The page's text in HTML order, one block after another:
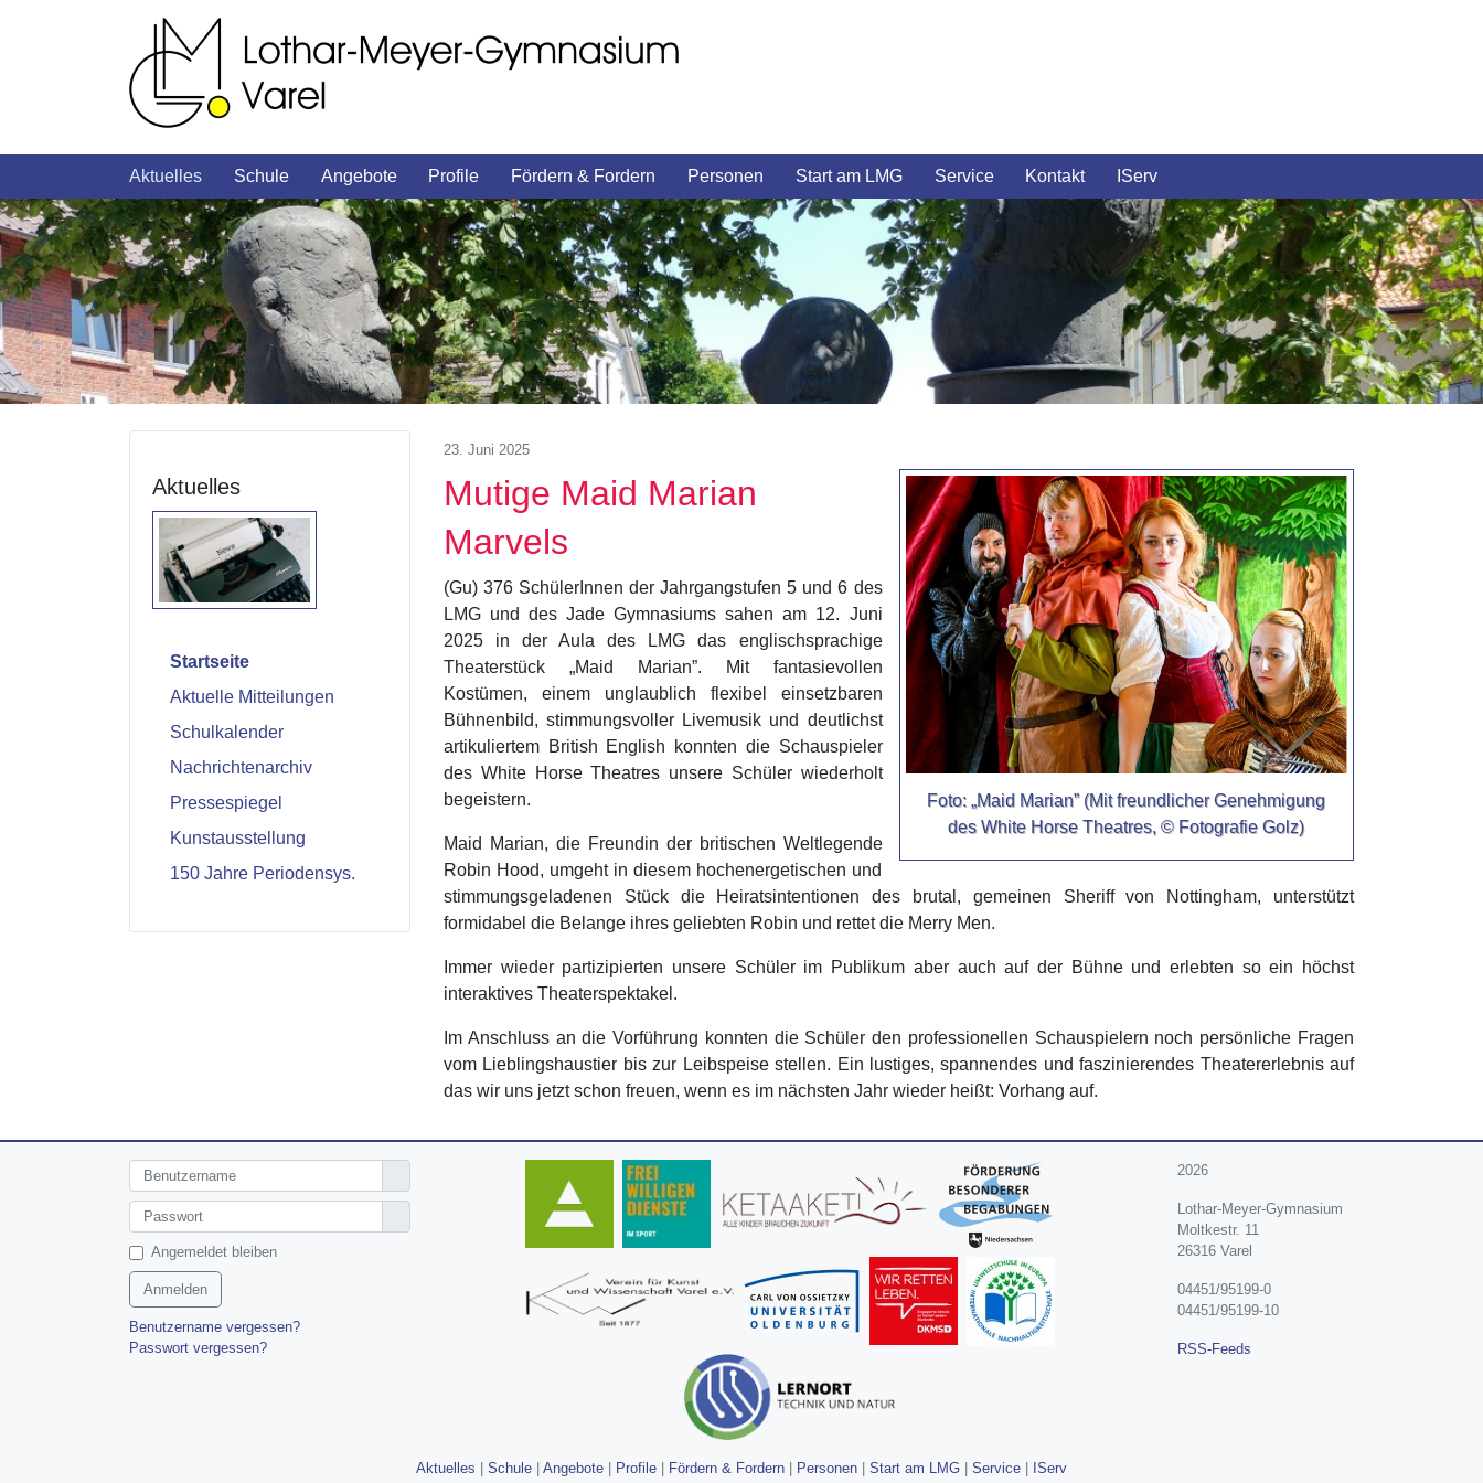
Aktuelles Schule Angebote Profile Fördern & Fordern Personen Start am LMG Service Kontakt IServ
Aktuelles
Startseite
Aktuelle Mitteilungen
Schulkalender
Nachrichtenarchiv
Pressespiegel
Kunstausstellung
150 Jahre Periodensys.
23. Juni 2025
Foto: „Maid Marian” (Mit freundlicher Genehmigung
des White Horse Theatres, © Fotografie Golz)
Mutige Maid Marian
Marvels
(Gu) 376 SchülerInnen der Jahrgangstufen 5 und 6 des
LMG und des Jade Gymnasiums sahen am 12. Juni
2025 in der Aula des LMG das englischsprachige
Theaterstück „Maid Marian”. Mit fantasievollen
Kostümen, einem unglaublich flexibel einsetzbaren
Bühnenbild, stimmungsvoller Livemusik und deutlichst
artikuliertem British English konnten die Schauspieler
des White Horse Theatres unsere Schüler wiederholt
begeistern.
Maid Marian, die Freundin der britischen Weltlegende
Robin Hood, umgeht in diesem hochenergetischen und
stimmungsgeladenen Stück die Heiratsintentionen des brutal, gemeinen Sheriff von Nottingham, unterstützt
formidabel die Belange ihres geliebten Robin und rettet die Merry Men.
Immer wieder partizipierten unsere Schüler im Publikum aber auch auf der Bühne und erlebten so ein höchst
interaktives Theaterspektakel.
Im Anschluss an die Vorführung konnten die Schüler den professionellen Schauspielern noch persönliche Fragen
vom Lieblingshaustier bis zur Leibspeise stellen. Ein lustiges, spannendes und faszinierendes Theatererlebnis auf
das wir uns jetzt schon freuen, wenn es im nächsten Jahr wieder heißt: Vorhang auf.
Angemeldet bleiben
Anmelden
Benutzername vergessen?
Passwort vergessen?
2026
Lothar-Meyer-Gymnasium
Moltkestr. 11
26316 Varel
04451/95199-0
04451/95199-10
RSS-Feeds
Aktuelles Schule Angebote Profile Fördern & Fordern Personen Start am LMG Service
IServ